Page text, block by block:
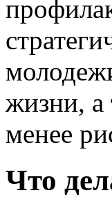
жизни, а
менее
Что